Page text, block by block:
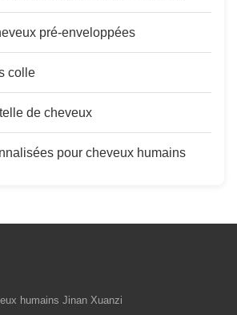
pré-enveloppées
colle
de cheveux
pour cheveux humains
humains Jinan Xuanzi